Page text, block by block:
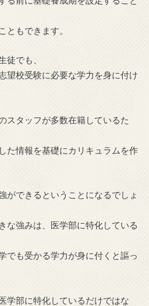
ともできます。
徒でも、
望校受験に必要な学力を身に付け
スタッフが多数在籍しているた
た情報を基礎にカリキュラムを作
ができるということになるでしょ
な強みは、医学部に特化している
でも受かる学力が身に付くと謳っ
学部に特化しているだけではな